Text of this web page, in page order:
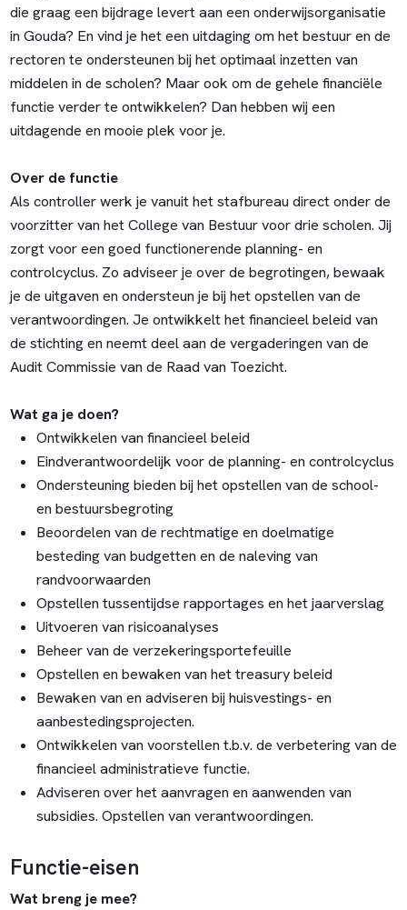
die graag een bijdrage levert aan een onderwijsorganisatie
in Gouda? En vind je het een uitdaging om het bestuur en de
rectoren te ondersteunen bij het optimaal inzetten van
middelen in de scholen? Maar ook om de gehele financiële
functie verder te ontwikkelen? Dan hebben wij een
uitdagende en mooie plek voor je.
Over de functie
Als controller werk je vanuit het stafbureau direct onder de
voorzitter van het College van Bestuur voor drie scholen. Jij
zorgt voor een goed functionerende planning- en
controlcyclus. Zo adviseer je over de begrotingen, bewaak
je de uitgaven en ondersteun je bij het opstellen van de
verantwoordingen. Je ontwikkelt het financieel beleid van
de stichting en neemt deel aan de vergaderingen van de
Audit Commissie van de Raad van Toezicht.
Wat ga je doen?
Ontwikkelen van financieel beleid
Eindverantwoordelijk voor de planning- en controlcyclus
Ondersteuning bieden bij het opstellen van de school-
en bestuursbegroting
Beoordelen van de rechtmatige en doelmatige
besteding van budgetten en de naleving van
randvoorwaarden
Opstellen tussentijdse rapportages en het jaarverslag
Uitvoeren van risicoanalyses
Beheer van de verzekeringsportefeuille
Opstellen en bewaken van het treasury beleid
Bewaken van en adviseren bij huisvestings- en
aanbestedingsprojecten.
Ontwikkelen van voorstellen t.b.v. de verbetering van de
financieel administratieve functie.
Adviseren over het aanvragen en aanwenden van
subsidies. Opstellen van verantwoordingen.
Functie-eisen
Wat breng je mee?